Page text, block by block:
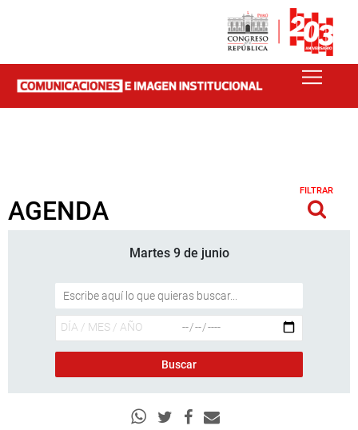
AGENDA
FILTRAR
Martes 9 de junio